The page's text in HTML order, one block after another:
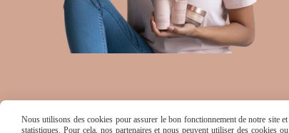
Nous utilisons des cookies pour assurer le bon fonctionnement de notre site
statistiques. Pour cela, nos partenaires et nous peuvent utiliser des cookies